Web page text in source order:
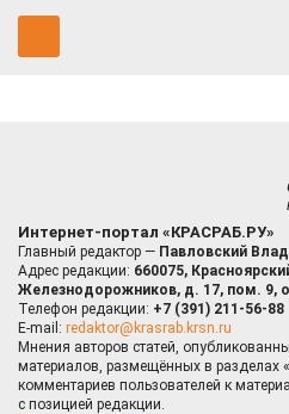
Интернет-портал «КРАСРАБ.РУ»
Главный редактор — Павловский
Адрес редакции: 660075,
Железнодорожников, д. 17, пом. 9,
Телефон редакции: +7 (391) 211-56-88
E-mail: redaktor@krasrab.krsn.ru
Мнения авторов статей,
материалов, размещённых в разделах
комментариев пользователей к
с позицией редакции.